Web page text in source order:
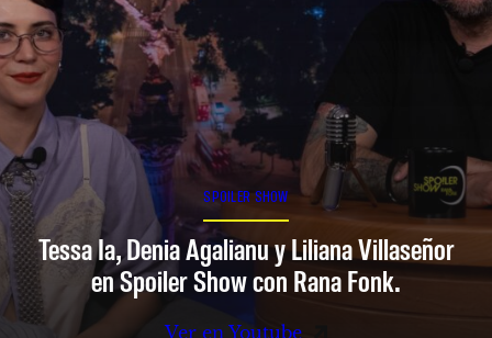
SPOILER SHOW
Tessa Ia, Denia Agalianu y Liliana Villaseñor
en Spoiler Show con Rana Fonk.
Ver en Youtube